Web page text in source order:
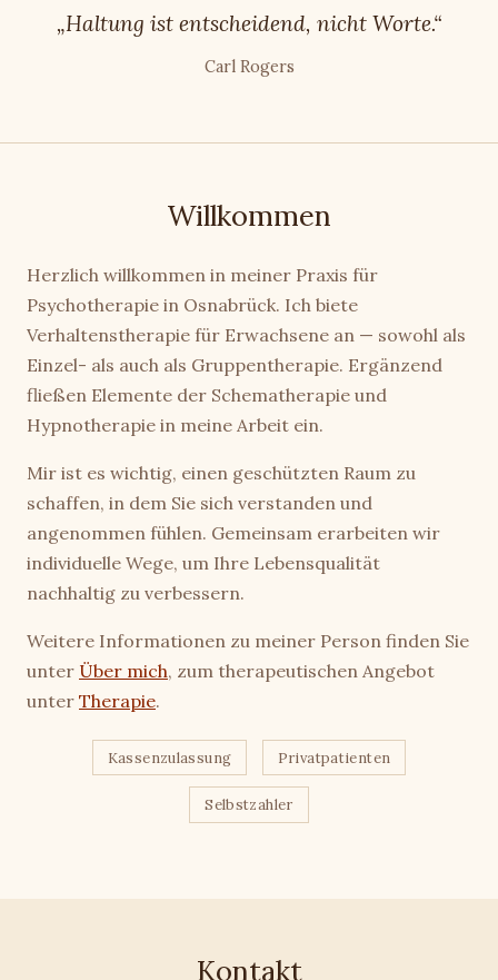
„Haltung ist entscheidend, nicht Worte.“
Carl Rogers
Willkommen
Herzlich willkommen in meiner Praxis für
Psychotherapie in Osnabrück. Ich biete
Verhaltenstherapie für Erwachsene an — sowohl als
Einzel- als auch als Gruppentherapie. Ergänzend
fließen Elemente der Schematherapie und
Hypnotherapie in meine Arbeit ein.
Mir ist es wichtig, einen geschützten Raum zu
schaffen, in dem Sie sich verstanden und
angenommen fühlen. Gemeinsam erarbeiten wir
individuelle Wege, um Ihre Lebensqualität
nachhaltig zu verbessern.
Weitere Informationen zu meiner Person finden Sie
unter Über mich, zum therapeutischen Angebot
unter Therapie.
Kassenzulassung Privatpatienten
Selbstzahler
Kontakt